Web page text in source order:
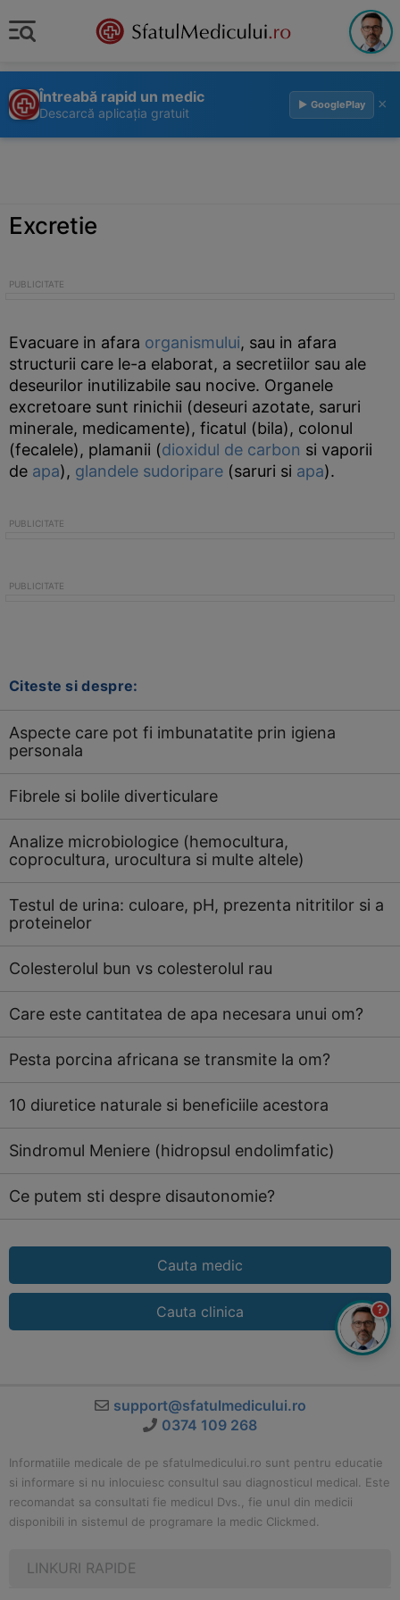
Întreabă rapid un medic
Descarcă aplicația gratuit
▶ GooglePlay ×
Excretie
Evacuare in afara organismului, sau in afara
structurii care le-a elaborat, a secretiilor sau ale
deseurilor inutilizabile sau nocive. Organele
excretoare sunt rinichii (deseuri azotate, saruri
minerale, medicamente), ficatul (bila), colonul
(fecalele), plamanii (dioxidul de carbon si vaporii
de apa), glandele sudoripare (saruri si apa).
Citeste si despre:
Aspecte care pot fi imbunatatite prin igiena
personala
Fibrele si bolile diverticulare
Analize microbiologice (hemocultura,
coprocultura, urocultura si multe altele)
Testul de urina: culoare, pH, prezenta nitritilor si a
proteinelor
Colesterolul bun vs colesterolul rau
Care este cantitatea de apa necesara unui om?
Pesta porcina africana se transmite la om?
10 diuretice naturale si beneficiile acestora
Sindromul Meniere (hidropsul endolimfatic)
Ce putem sti despre disautonomie?
Cauta medic
Cauta clinica
support@sfatulmedicului.ro
0374 109 268
Informatiile medicale de pe sfatulmedicului.ro sunt pentru educatie
si informare si nu inlocuiesc consultul sau diagnosticul medical. Este
recomandat sa consultati fie medicul Dvs., fie unul din medicii
disponibili in sistemul de programare la medic Clickmed.
LINKURI RAPIDE
?